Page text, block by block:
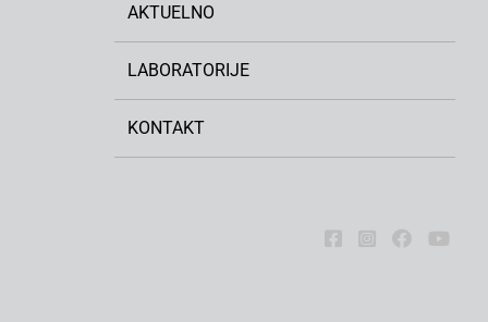
AKTUELNO
LABORATORIJE
KONTAKT